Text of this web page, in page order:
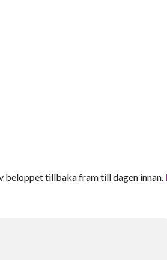
beloppet tillbaka fram till dagen innan.